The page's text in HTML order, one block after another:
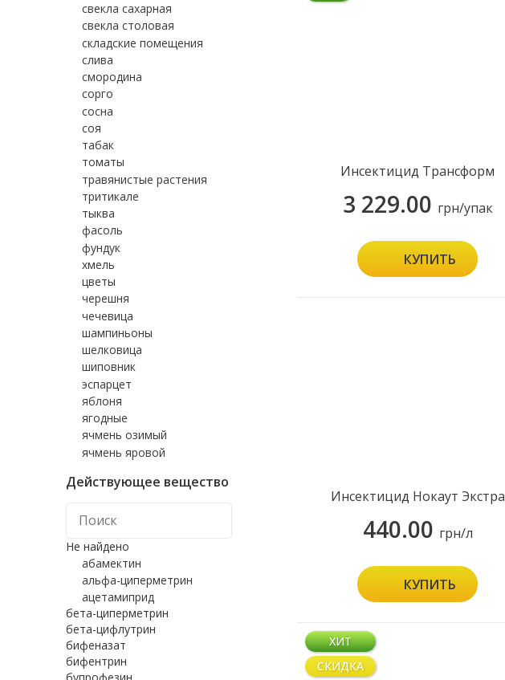
свекла сахарная
свекла столовая
складские помещения
слива
смородина
сорго
сосна
соя
табак
томаты
травянистые растения
тритикале
тыква
фасоль
фундук
хмель
цветы
черешня
чечевица
шампиньоны
шелковица
шиповник
эспарцет
яблоня
ягодные
ячмень озимый
ячмень яровой
Действующее вещество
Не найдено
абамектин
альфа-циперметрин
ацетамиприд
бета-циперметрин
бета-цифлутрин
бифеназат
бифентрин
Инсектицид Трансформ
3 229.00 грн/упак
КУПИТЬ
Инсектицид Нокаут Экстра
440.00 грн/л
КУПИТЬ
ХИТ
СКИДКА